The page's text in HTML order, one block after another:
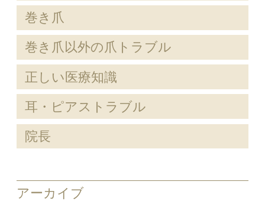
巻き爪
巻き爪以外の爪トラブル
正しい医療知識
耳・ピアストラブル
院長
アーカイブ